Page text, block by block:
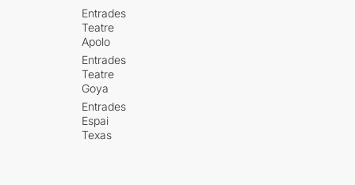
Entrades
Teatre
Apolo
Entrades
Teatre
Goya
Entrades
Espai
Texas